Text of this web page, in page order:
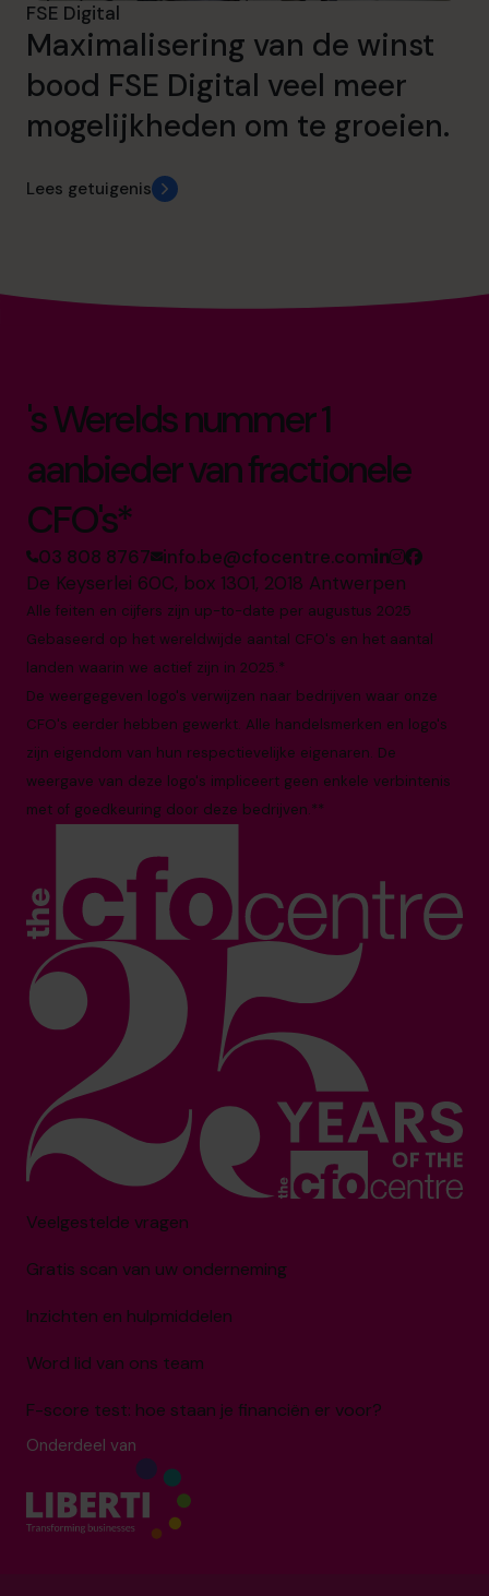
FSE Digital
Maximalisering van de winst
bood FSE Digital veel meer
mogelijkheden om te groeien.
Lees getuigenis
's Werelds nummer 1
aanbieder van fractionele
CFO's*
03 808 8767 info.be@cfocentre.com
De Keyserlei 60C, box 1301, 2018 Antwerpen
Alle feiten en cijfers zijn up-to-date per augustus 2025
Gebaseerd op het wereldwijde aantal CFO's en het aantal
landen waarin we actief zijn in 2025.*
De weergegeven logo's verwijzen naar bedrijven waar onze
CFO's eerder hebben gewerkt. Alle handelsmerken en logo's
zijn eigendom van hun respectievelijke eigenaren. De
weergave van deze logo's impliceert geen enkele verbintenis
met of goedkeuring door deze bedrijven.**
Veelgestelde vragen
Gratis scan van uw onderneming
Inzichten en hulpmiddelen
Word lid van ons team
F-score test: hoe staan je financiën er voor?
Onderdeel van